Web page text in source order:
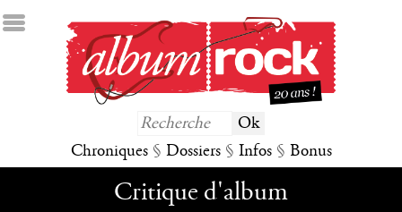
Chroniques § Dossiers § Infos § Bonus
Critique d'album